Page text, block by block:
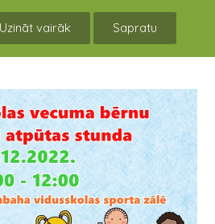
Uzināt vairāk Sapratu
bērnu aktīvās atpūtas